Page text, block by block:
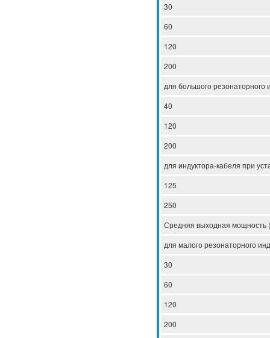
30
60
120
200
для большого резонаторного
40
120
200
для индуктора-кабеля при
125
250
Средняя выходная мощность
для малого резонаторного
30
60
120
200